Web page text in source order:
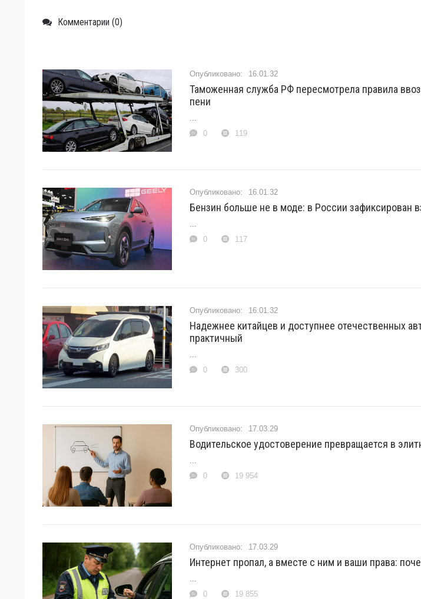
Комментарии (0)
16.01.32
Таможенная служба РФ пересмотрела правила
пени
0
119
16.01.32
Бензин больше не в моде: в России зафиксирован
0
117
16.01.32
Надежнее китайцев и доступнее отечественных
практичный
0
300
17.03.29
Водительское удостоверение превращается в
0
19 954
17.03.29
Интернет пропал, а вместе с ним и ваши права:
0
19 855